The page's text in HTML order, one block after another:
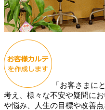
「お客さまに
考え、様々な不安や疑問に
や悩み、人生の目標や改善